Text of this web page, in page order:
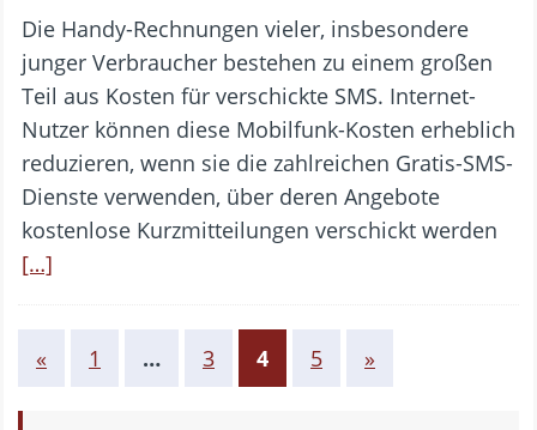
Die Handy-Rechnungen vieler, insbesondere
junger Verbraucher bestehen zu einem großen
Teil aus Kosten für verschickte SMS. Internet-
Nutzer können diese Mobilfunk-Kosten erheblich
reduzieren, wenn sie die zahlreichen Gratis-SMS-
Dienste verwenden, über deren Angebote
kostenlose Kurzmitteilungen verschickt werden
[…]
« 1 … 3 4 5 »